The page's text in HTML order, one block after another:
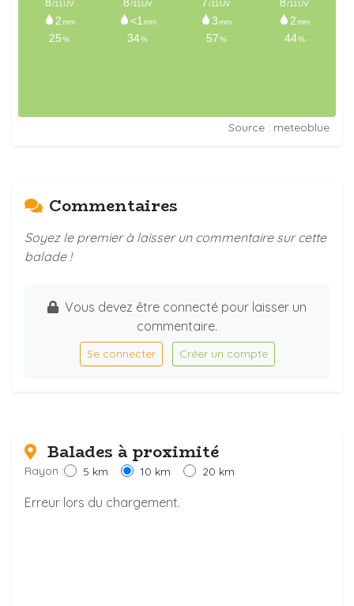
Source : meteoblue
Commentaires
Soyez le premier à laisser un commentaire sur cette
balade !
Vous devez être connecté pour laisser un
commentaire.
Se connecter Créer un compte
Balades à proximité
Rayon : 5 km 10 km 20 km
Erreur lors du chargement.